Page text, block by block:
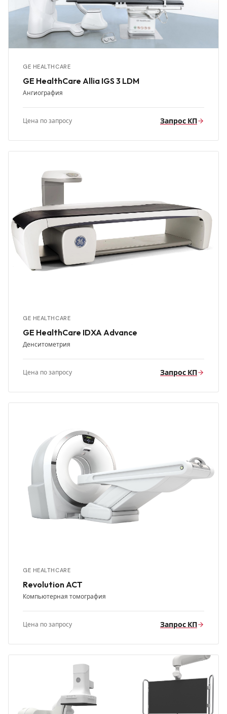
GE HEALTHCARE
GE HealthCare Allia IGS 3 LDM
Ангиография
Цена по запросу Запрос КП
GE HEALTHCARE
GE HealthCare IDXA Advance
Денситометрия
Цена по запросу Запрос КП
GE HEALTHCARE
Revolution ACT
Компьютерная томография
Цена по запросу Запрос КП